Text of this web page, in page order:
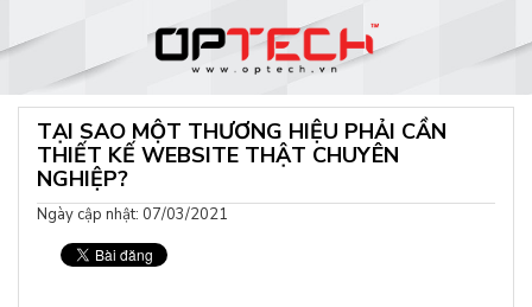
TẠI SAO MỘT THƯƠNG HIỆU PHẢI CẦN
THIẾT KẾ WEBSITE THẬT CHUYÊN
NGHIỆP?
Ngày cập nhật: 07/03/2021